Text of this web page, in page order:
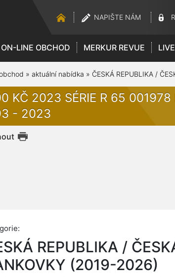
NAPIŠTE NÁM
ON-LINE OBCHOD MERKUR REVUE
» aktuální nabídka » ČESKÁ REPUBLIKA /
KČ 2023 SÉRIE R 65 001978
- 2023
REPUBLIKA /
(2019-2026)